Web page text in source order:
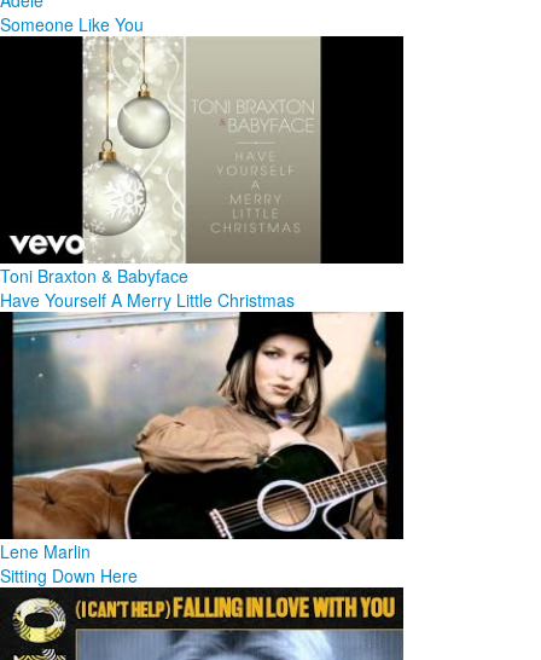
Someone Like You
Toni Braxton & Babyface
Have Yourself A Merry Little Christmas
Lene Marlin
Sitting Down Here